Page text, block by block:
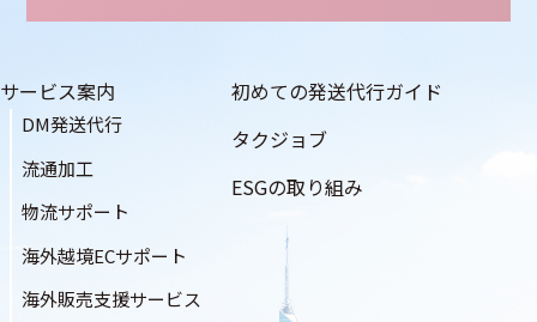
サービス案内
DM発送代行
流通加工
物流サポート
海外越境ECサポート
海外販売支援サービス
初めての発送代行ガイド
タクジョブ
ESGの取り組み